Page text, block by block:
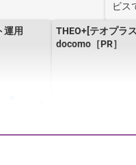
ビス
運用
THEO+[テオプラ
docomo［PR］